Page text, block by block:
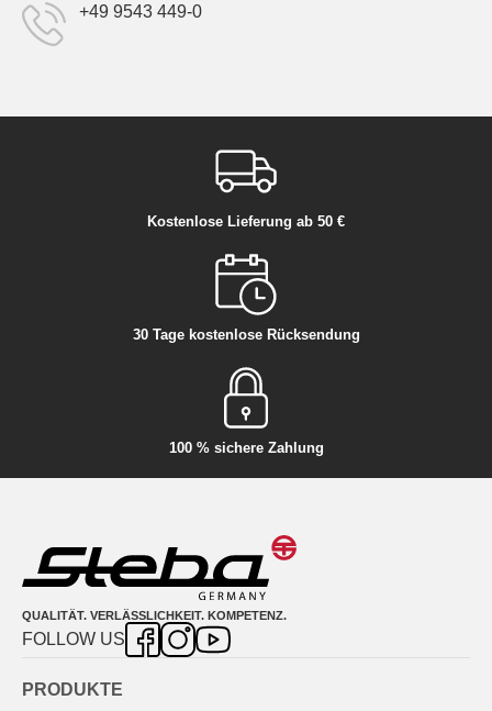
+49 9543 449-0
Kostenlose Lieferung ab 50 €
30 Tage kostenlose Rücksendung
100 % sichere Zahlung
QUALITÄT. VERLÄSSLICHKEIT. KOMPETENZ.
FOLLOW US
PRODUKTE